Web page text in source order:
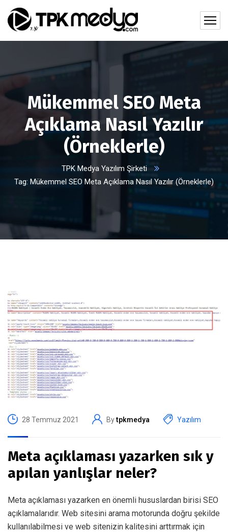
Mükemmel SEO Meta
Açıklama Nasıl Yazılır
(Örneklerle)
TPK Medya Yazılım Şirketi
Tag: Mükemmel SEO Meta Açıklama Nasıl Yazılır (Örneklerle)
28 Temmuz 2021 Bytpkmedya Yazılım
Meta açıklaması yazarken sık y
apılan yanlışlar neler?
Meta açıklaması yazarken en önemli hususlardan birisi SEO
açıklamalarıdır. Web sitesini arama motorunda doğru şekilde
kullanılabilmesi ve web sitenizin kalitesini arttırmak için